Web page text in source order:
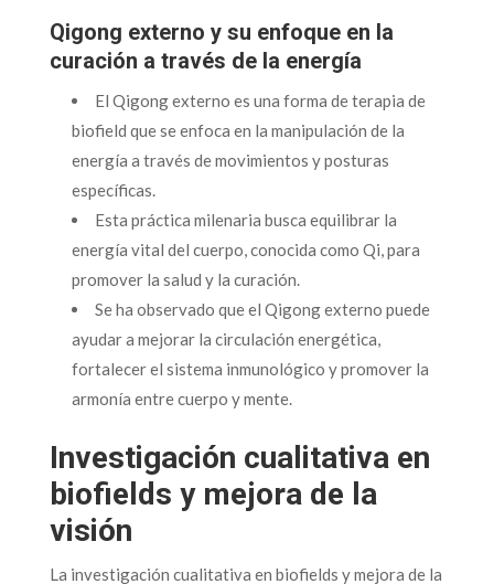
Qigong externo y su enfoque en la
curación a través de la energía
El Qigong externo es una forma de terapia de
biofield que se enfoca en la manipulación de la
energía a través de movimientos y posturas
específicas.
Esta práctica milenaria busca equilibrar la
energía vital del cuerpo, conocida como Qi, para
promover la salud y la curación.
Se ha observado que el Qigong externo puede
ayudar a mejorar la circulación energética,
fortalecer el sistema inmunológico y promover la
armonía entre cuerpo y mente.
Investigación cualitativa en
biofields y mejora de la
visión
La investigación cualitativa en biofields y mejora de la